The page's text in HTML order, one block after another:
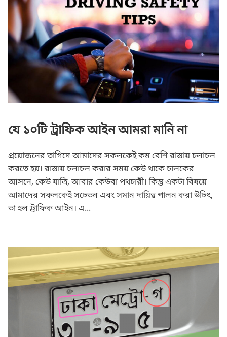
যে ১০টি ট্রাফিক আইন আমরা মানি না
প্রয়োজনের তাগিদে আমাদের সকলকেই কম বেশি রাস্তায় চলাচল
করতে হয়। রাস্তায় চলাচল করার সময় কেউ থাকে চালকের
আসনে, কেউ যাত্রি, আবার কেউবা পথচারী। কিন্তু একটা বিষয়ে
আমাদের সকলকেই সচেতন এবং সমান দায়িত্ব পালন করা উচিৎ,
তা হল ট্রাফিক আইন। এ...